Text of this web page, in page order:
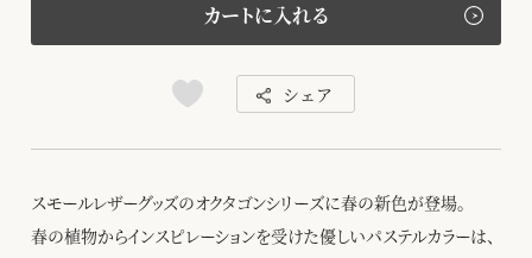
カートに入れる
シェア
スモールレザーグッズのオクタゴンシリーズに春の新色が登場。
春の植物からインスピレーションを受けた優しいパステルカラーは、